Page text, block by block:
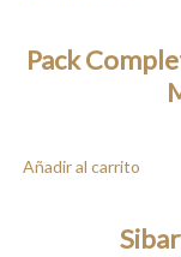
Pack
Añadir al carrito